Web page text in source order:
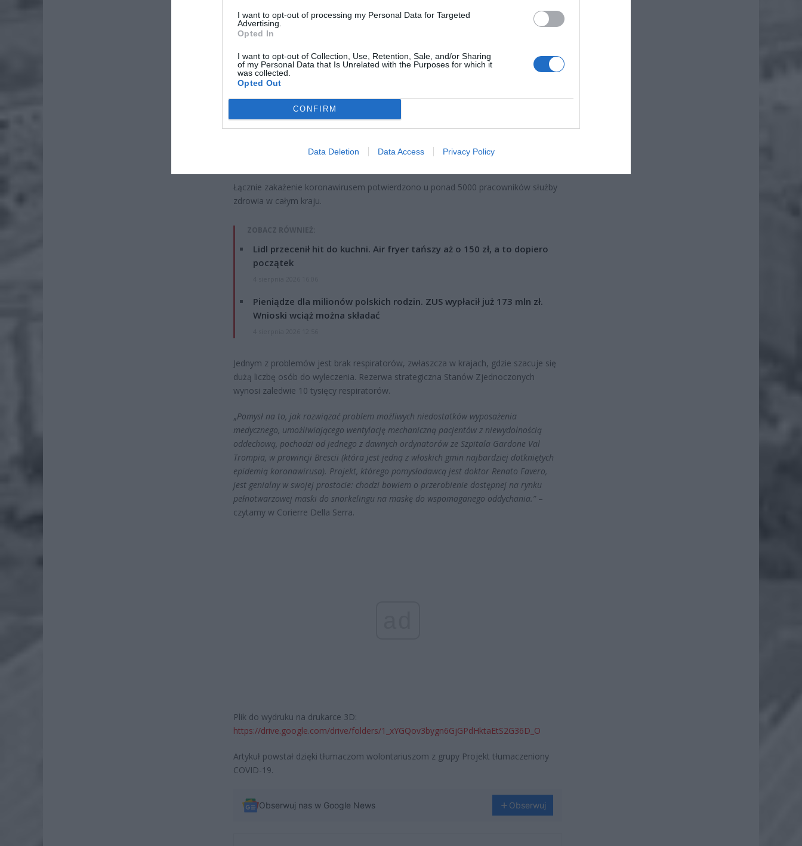
I want to opt-out of processing my Personal Data for Targeted
Advertising.
Opted In
I want to opt-out of Collection, Use, Retention, Sale, and/or Sharing
of my Personal Data that Is Unrelated with the Purposes for which it
was collected.
Opted Out
CONFIRM
Data Deletion Data Access Privacy Policy
Łącznie zakażenie koronawirusem potwierdzono u ponad 5000 pracowników służby
zdrowia w całym kraju.
ZOBACZ RÓWNIEŻ:
Lidl przecenił hit do kuchni. Air fryer tańszy aż o 150 zł, a to dopiero
początek
Pieniądze dla milionów polskich rodzin. ZUS wypłacił już 173 mln zł.
Wnioski wciąż można składać
Jednym z problemów jest brak respiratorów, zwłaszcza w krajach, gdzie szacuje się
dużą liczbę osób do wyleczenia. Rezerwa strategiczna Stanów Zjednoczonych
wynosi zaledwie 10 tysięcy respiratorów.
„Pomysł na to, jak rozwiązać problem możliwych niedostatków wyposażenia
medycznego, umożliwiającego wentylację mechaniczną pacjentów z niewydolnością
oddechową, pochodzi od jednego z dawnych ordynatorów ze Szpitala Gardone Val
Trompia, w prowincji Brescii (która jest jedną z włoskich gmin najbardziej dotkniętych
epidemią koronawirusa). Projekt, którego pomysłodawcą jest doktor Renato Favero,
jest genialny w swojej prostocie: chodzi bowiem o przerobienie dostępnej na rynku
pełnotwarzowej maski do snorkelingu na maskę do wspomaganego oddychania.”–
czytamy w Corierre Della Serra.
Plik do wydruku na drukarce 3D:
https://drive.google.com/drive/folders/1_xYGQov3bygn6GjGPdHktaEtS2G36D_O
Artykuł powstał dzięki tłumaczom wolontariuszom z grupy Projekt tłumaczeniony
COVID-19.
Obserwuj nas w Google News Obserwuj